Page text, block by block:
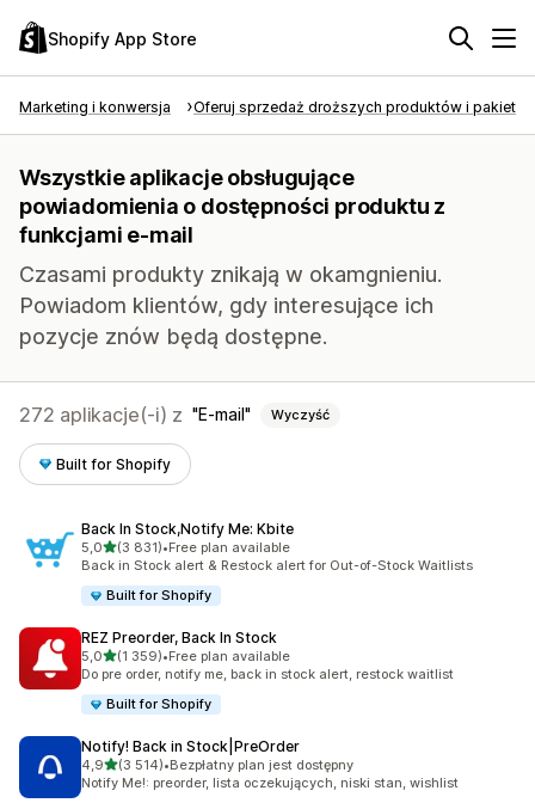
Shopify App Store
Marketing i konwersja Oferuj sprzedaż droższych produktów i
Wszystkie aplikacje obsługujące
powiadomienia o dostępności produktu z
funkcjami e-mail
Czasami produkty znikają w okamgnieniu.
Powiadom klientów, gdy interesujące ich
pozycje znów będą dostępne.
272 aplikacje(-i) z E-mail Wyczyść
Built for Shopify
Back In Stock,Notify Me: Kbite
5,0na 5 gwiazdek
(3 831)
Łączna liczba recenzji: 3831
•Free plan available
Back in Stock alert & Restock alert for Out-of-Stock Waitlists
Built for Shopify
REZ Preorder, Back In Stock
5,0na 5 gwiazdek
(1 359)
Łączna liczba recenzji: 1359
•Free plan available
Do pre order, notify me, back in stock alert, restock waitlist
Built for Shopify
Notify! Back in Stock|PreOrder
4,9na 5 gwiazdek
(3 514)
Łączna liczba recenzji: 3514
•Bezpłatny plan jest dostępny
Notify Me!: preorder, lista oczekujących, niski stan, wishlist